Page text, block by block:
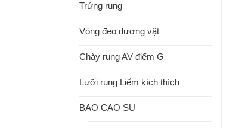
Trứng rung
Vòng đeo dương vật
Chày rung AV điểm G
Lưỡi rung Liếm kích thích
BAO CAO SU